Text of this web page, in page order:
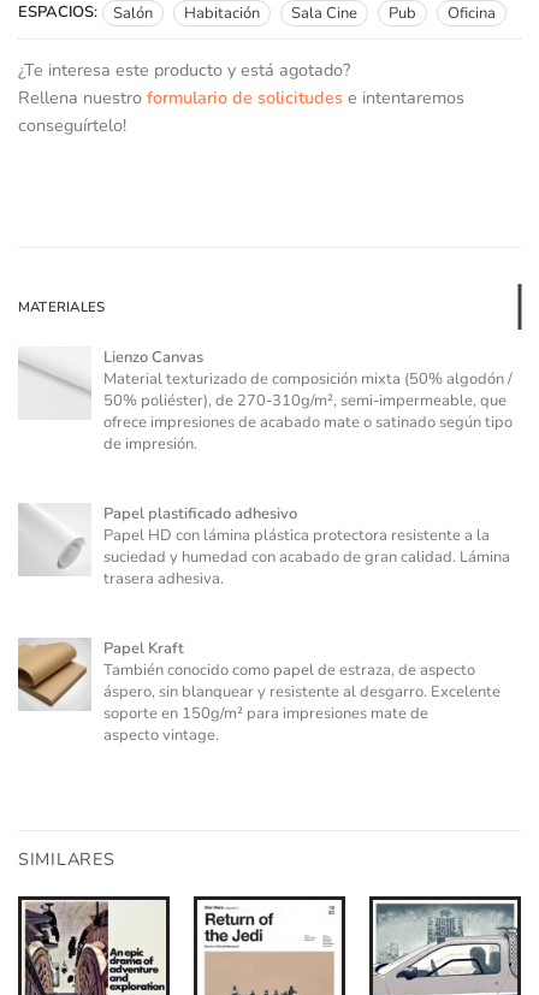
ESPACIOS: Salón Habitación Sala Cine Pub Oficina
¿Te interesa este producto y está agotado?
Rellena nuestro formulario de solicitudes e intentaremos
conseguírtelo!
MATERIALES
Lienzo Canvas
Material texturizado de composición mixta (50% algodón /
50% poliéster), de 270-310g/m², semi-impermeable, que
ofrece impresiones de acabado mate o satinado según tipo
de impresión.
Papel plastificado adhesivo
Papel HD con lámina plástica protectora resistente a la
suciedad y humedad con acabado de gran calidad. Lámina
trasera adhesiva.
Papel Kraft
También conocido como papel de estraza, de aspecto
áspero, sin blanquear y resistente al desgarro. Excelente
soporte en 150g/m² para impresiones mate de
aspecto vintage.
SIMILARES